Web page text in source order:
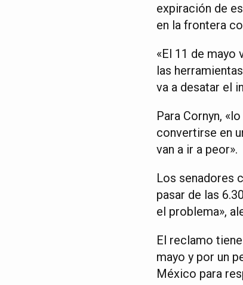
expiración de
en la frontera
«El 11 de mayo
las
va a desatar el
Para Cornyn,
convertirse en
van a ir a peor».
Los senadores
pasar de las
el problema»,
El reclamo
mayo y por un
México para